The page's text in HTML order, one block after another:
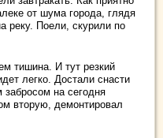
от шума города, глядя
реку. Поели, скурили по
тишина. И тут резкий
легко. Достали снасти
на сегодня
вторую, демонтировал